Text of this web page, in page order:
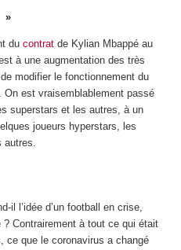
du contrat de Kylian Mbappé au
à une augmentation des très
modifier le fonctionnement du
est vraisemblablement passé
superstars et les autres, à un
joueurs hyperstars, les
autres.
il l’idée d’un football en crise,
Contrairement à tout ce qui était
ce que le coronavirus a changé